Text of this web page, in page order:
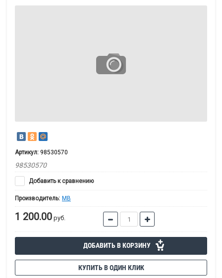
Артикул: 98530570
98530570
Добавить к сравнению
Производитель: MB
1 200.00 руб.
ДОБАВИТЬ В КОРЗИНУ
КУПИТЬ В ОДИН КЛИК